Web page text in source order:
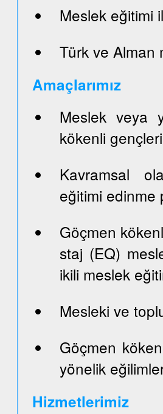
Meslek eğitimi
Türk ve Alman
Amaçlarımız
Meslek veya
kökenli
Kavramsal
eğitimi edinme
Göçmen
staj (EQ)
ikili meslek
Mesleki ve
Göçmen
yönelik
Hizmetlerimiz